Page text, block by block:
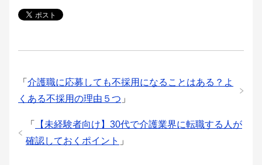
「 介護職に応募しても不採用になることはある？よ
くある不採用の理由５つ 」
「
【未経験者向け】30代で介護業界に転職する人が
確認しておくポイント 」